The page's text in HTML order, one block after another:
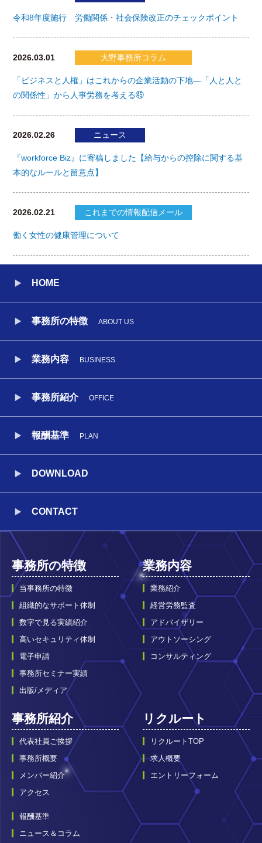
令和8年度施行 労働関係・社会保険改正のチェックポイント
2026.03.01 大野事務所コラム
「ビジネスと人権」はこれからの企業活動の下地―「人と人と
の関係性」から人事労務を考える㊺
2026.02.26 ニュース
『workforce Biz』に寄稿しました【給与からの控除に関する基
本的なルールと留意点】
2026.02.21 これまでの情報配信メール
働く女性の健康管理について
HOME
事務所の特徴 ABOUT US
業務内容 BUSINESS
事務所紹介 OFFICE
報酬基準 PLAN
DOWNLOAD
CONTACT
事務所の特徴
当事務所の特徴
組織的なサポート体制
数字で見る実績紹介
高いセキュリティ体制
電子申請
事務所セミナー実績
出版/メディア
業務内容
業務紹介
経営労務監査
アドバイザリー
アウトソーシング
コンサルティング
事務所紹介
代表社員ご挨拶
事務所概要
メンバー紹介
アクセス
リクルート
リクルートTOP
求人概要
エントリーフォーム
報酬基準
ニュース＆コラム